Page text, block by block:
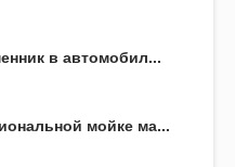
в автомобил...
мойке ма...